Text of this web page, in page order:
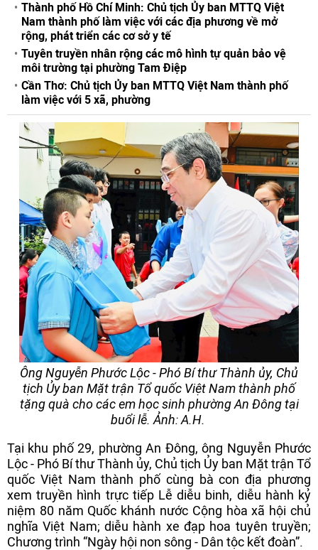
Thành phố Hồ Chí Minh: Chủ tịch Ủy ban MTTQ Việt
Nam thành phố làm việc với các địa phương về mở
rộng, phát triển các cơ sở y tế
Tuyên truyền nhân rộng các mô hình tự quản bảo vệ
môi trường tại phường Tam Điệp
Cần Thơ: Chủ tịch Ủy ban MTTQ Việt Nam thành phố
làm việc với 5 xã, phường
Ông Nguyễn Phước Lộc - Phó Bí thư Thành ủy, Chủ
tịch Ủy ban Mặt trận Tổ quốc Việt Nam thành phố
tặng quà cho các em học sinh phường An Đông tại
buổi lễ. Ảnh: A.H.
Tại khu phố 29, phường An Đông, ông Nguyễn Phước
Lộc - Phó Bí thư Thành ủy, Chủ tịch Ủy ban Mặt trận Tổ
quốc Việt Nam thành phố cùng bà con địa phương
xem truyền hình trực tiếp Lễ diễu binh, diễu hành kỷ
niệm 80 năm Quốc khánh nước Cộng hòa xã hội chủ
nghĩa Việt Nam; diễu hành xe đạp hoa tuyên truyền;
Chương trình “Ngày hội non sông - Dân tộc kết đoàn”.